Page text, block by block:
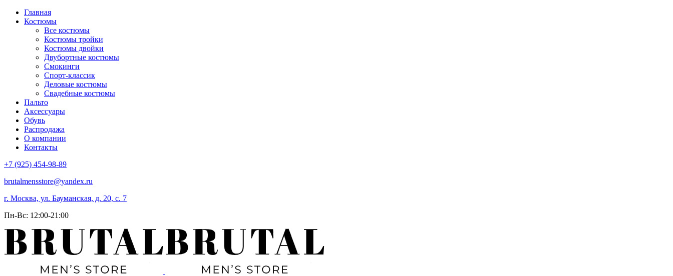
Главная
Костюмы
Все костюмы
Костюмы тройки
Костюмы двойки
Двубортные костюмы
Смокинги
Спорт-классик
Деловые костюмы
Свадебные костюмы
Пальто
Аксессуары
Обувь
Распродажа
О компании
Контакты
+7 (925) 454-98-89
brutalmensstore@yandex.ru
г. Москва, ул. Бауманская, д. 20, с. 7
Пн-Вс: 12:00-21:00